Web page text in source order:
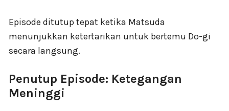
Episode ditutup tepat ketika Matsuda
menunjukkan ketertarikan untuk bertemu Do-gi
secara langsung.
Penutup Episode: Ketegangan
Meninggi